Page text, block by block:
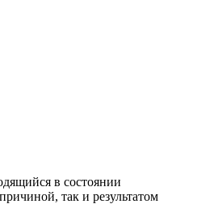
в состоянии
так и результатом